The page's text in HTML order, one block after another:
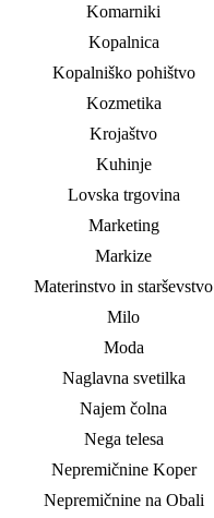
Komarniki
Kopalnica
Kopalniško pohištvo
Kozmetika
Krojaštvo
Kuhinje
Lovska trgovina
Marketing
Markize
Materinstvo in starševstvo
Milo
Moda
Naglavna svetilka
Najem čolna
Nega telesa
Nepremičnine Koper
Nepremičnine na Obali